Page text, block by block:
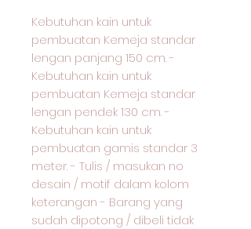
Kebutuhan kain untuk
pembuatan Kemeja standar
lengan panjang 150 cm. -
Kebutuhan kain untuk
pembuatan Kemeja standar
lengan pendek 130 cm. -
Kebutuhan kain untuk
pembuatan gamis standar 3
meter. - Tulis / masukan no
desain / motif dalam kolom
keterangan - Barang yang
sudah dipotong / dibeli tidak